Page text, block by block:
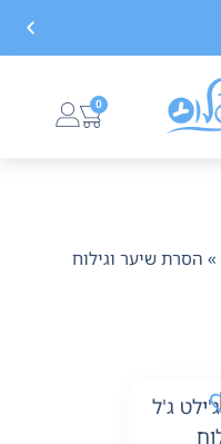
0
» הסרת שיער וגילוח